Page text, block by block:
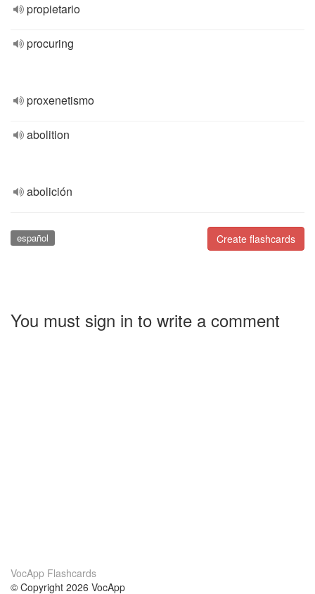
propietario
procuring
proxenetismo
abolition
abolición
Create flashcards
español
You must sign in to write a comment
VocApp Flashcards
© Copyright 2026 VocApp